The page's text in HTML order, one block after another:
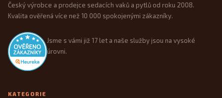
Český výrobce a prodejce sedacích vaků a pytlů od roku 2008.
Kvalita ověřená více než 10 000 spokojenými zákazníky.
Jsme s vámi již 17 let a naše služby jsou na vysoké
úrovni.
KATEGORIE